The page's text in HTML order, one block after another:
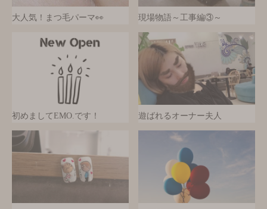
大人気！まつ毛パーマ👀 現場物語～工事編③～
初めましてEMO.です！ 遊ばれるオーナー夫人